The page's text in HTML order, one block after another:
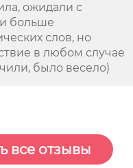
ожидали с
больше
слов, но
в любом случае
было весело)
все отзывы